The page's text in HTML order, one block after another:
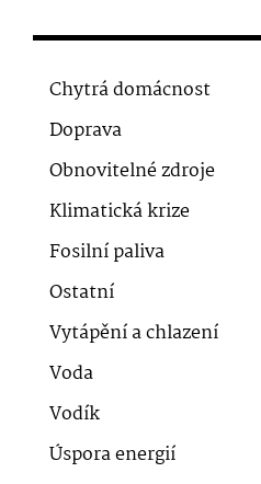
Chytrá domácnost
Doprava
Obnovitelné zdroje
Klimatická krize
Fosilní paliva
Ostatní
Vytápění a chlazení
Voda
Vodík
Úspora energií